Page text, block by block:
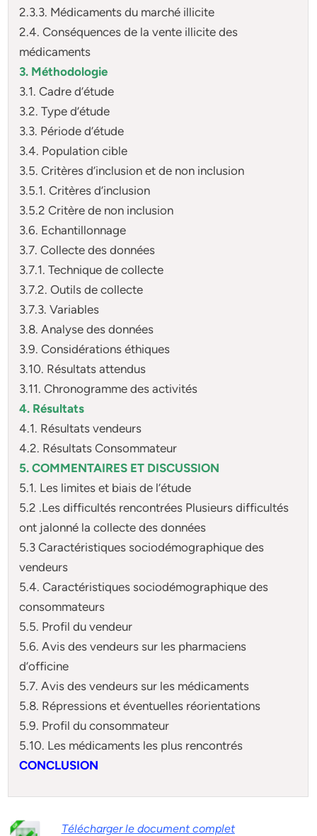
2.3.3. Médicaments du marché illicite
2.4. Conséquences de la vente illicite des
médicaments
3. Méthodologie
3.1. Cadre d’étude
3.2. Type d’étude
3.3. Période d’étude
3.4. Population cible
3.5. Critères d’inclusion et de non inclusion
3.5.1. Critères d’inclusion
3.5.2 Critère de non inclusion
3.6. Echantillonnage
3.7. Collecte des données
3.7.1. Technique de collecte
3.7.2. Outils de collecte
3.7.3. Variables
3.8. Analyse des données
3.9. Considérations éthiques
3.10. Résultats attendus
3.11. Chronogramme des activités
4. Résultats
4.1. Résultats vendeurs
4.2. Résultats Consommateur
5. COMMENTAIRES ET DISCUSSION
5.1. Les limites et biais de l’étude
5.2 .Les difficultés rencontrées Plusieurs difficultés
ont jalonné la collecte des données
5.3 Caractéristiques sociodémographique des
vendeurs
5.4. Caractéristiques sociodémographique des
consommateurs
5.5. Profil du vendeur
5.6. Avis des vendeurs sur les pharmaciens
d’officine
5.7. Avis des vendeurs sur les médicaments
5.8. Répressions et éventuelles réorientations
5.9. Profil du consommateur
5.10. Les médicaments les plus rencontrés
CONCLUSION
Télécharger le document complet